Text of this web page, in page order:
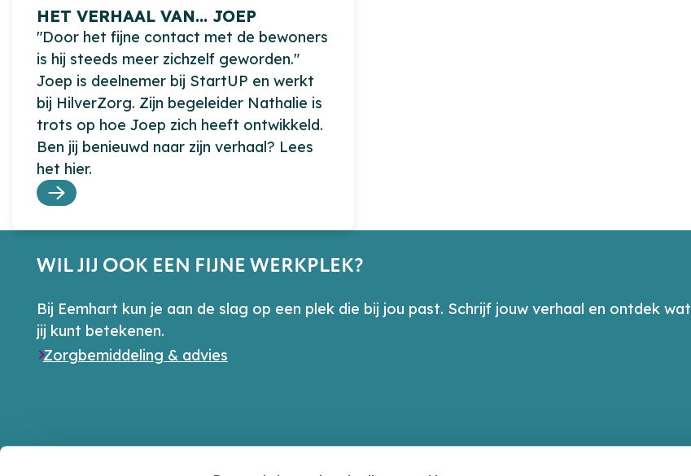
HET VERHAAL VAN... JOEP
"Door het fijne contact met de bewoners
is hij steeds meer zichzelf geworden."
Joep is deelnemer bij StartUP en werkt
bij HilverZorg. Zijn begeleider Nathalie is
trots op hoe Joep zich heeft ontwikkeld.
Ben jij benieuwd naar zijn verhaal? Lees
het hier.
WIL JIJ OOK EEN FIJNE WERKPLEK?
Bij Eemhart kun je aan de slag op een plek die bij jou past. Schrijf jouw verhaal en ontdek wat
jij kunt betekenen.
Zorgbemiddeling & advies